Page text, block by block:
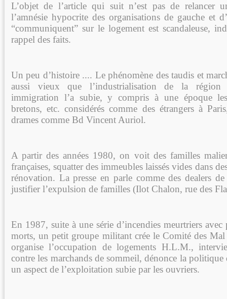
L’objet de l’article qui suit n’est pas de relancer
l’amnésie hypocrite des organisations de gauche et
“communiquent” sur le logement est scandaleuse,
rappel des faits.
Un peu d’histoire .... Le phénomène des taudis et
aussi vieux que l’industrialisation de la région
immigration l’a subie, y compris à une époque
bretons, etc. considérés comme des étrangers à
drames comme Bd Vincent Auriol.
A partir des années 1980, on voit des familles
françaises, squatter des immeubles laissés vides dans
rénovation. La presse en parle comme des dealers
justifier l’expulsion de familles (Ilot Chalon, rue des
En 1987, suite à une série d’incendies meurtriers avec
morts, un petit groupe militant crée le Comité des
organise l’occupation de logements H.L.M.,
contre les marchands de sommeil, dénonce la
un aspect de l’exploitation subie par les ouvriers.